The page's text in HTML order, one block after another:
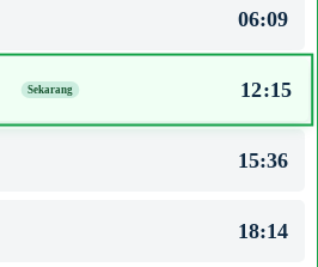
06:09
12:15
15:36
18:14